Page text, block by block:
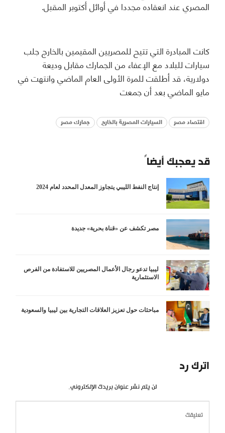
المصري عند انعقاده مجددا في أوائل أكتوبر المقبل.
كانت المبادرة التي تتيح للمصريين المقيمين بالخارج جلب
سيارات للبلاد مع الإعفاء من الجمارك مقابل وديعة
دولارية، قد أطلقت للمرة الأولى العام الماضي وانتهت في
مايو الماضي بعد أن جمعت
اقتصاد مصر السيارات المصرية بالخارج جمارك مصر
قد يعجبك أيضاً
إنتاج النفط الليبي يتجاوز المعدل المحدد لعام 2024
مصر تكشف عن «قناة بحرية» جديدة
ليبيا تدعو رجال الأعمال المصريين للاستفادة من الفرص
الاستثمارية
مباحثات حول تعزيز العلاقات التجارية بين ليبيا والسعودية
اترك رد
لن يتم نشر عنوان بريدك الإلكتروني.